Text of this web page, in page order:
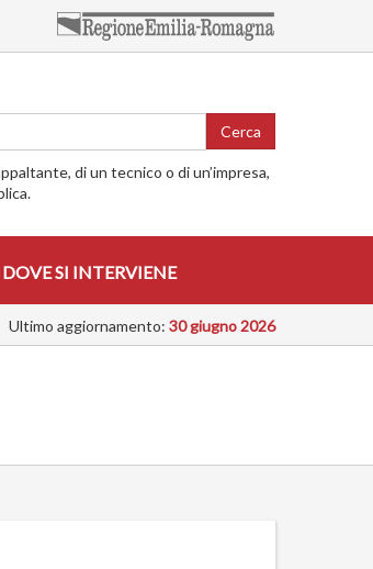
Cerca
di un tecnico o di un’impresa,
DOVE SI INTERVIENE
Ultimo aggiornamento: 30 giugno 2026